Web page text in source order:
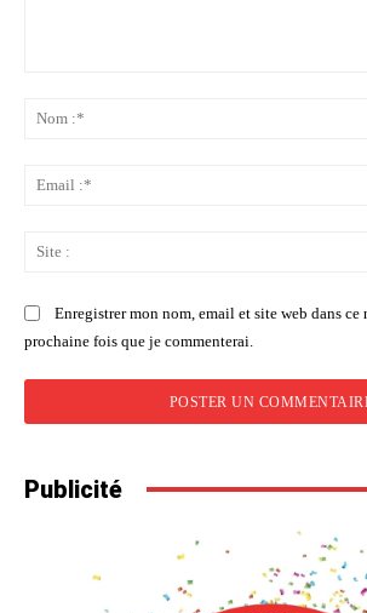
Enregistrer mon nom, email et site web dans
prochaine fois que je commenterai.
Publicité